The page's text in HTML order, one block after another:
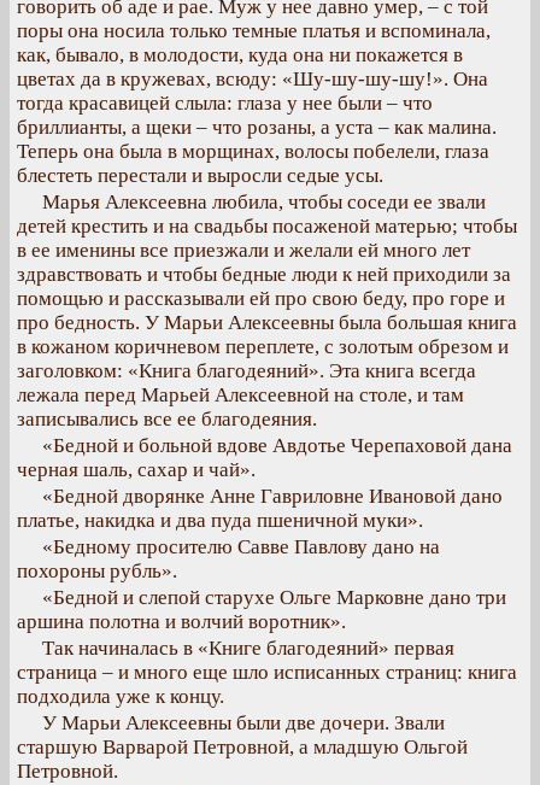
говорить об аде и рае. Муж у нее давно умер, – с той
поры она носила только темные платья и вспоминала,
как, бывало, в молодости, куда она ни покажется в
цветах да в кружевах, всюду: «Шу-шу-шу-шу!». Она
тогда красавицей слыла: глаза у нее были – что
бриллианты, а щеки – что розаны, а уста – как малина.
Теперь она была в морщинах, волосы побелели, глаза
блестеть перестали и выросли седые усы.
Марья Алексеевна любила, чтобы соседи ее звали
детей крестить и на свадьбы посаженой матерью; чтобы
в ее именины все приезжали и желали ей много лет
здравствовать и чтобы бедные люди к ней приходили за
помощью и рассказывали ей про свою беду, про горе и
про бедность. У Марьи Алексеевны была большая книга
в кожаном коричневом переплете, с золотым обрезом и
заголовком: «Книга благодеяний». Эта книга всегда
лежала перед Марьей Алексеевной на столе, и там
записывались все ее благодеяния.
«Бедной и больной вдове Авдотье Черепаховой дана
черная шаль, сахар и чай».
«Бедной дворянке Анне Гавриловне Ивановой дано
платье, накидка и два пуда пшеничной муки».
«Бедному просителю Савве Павлову дано на
похороны рубль».
«Бедной и слепой старухе Ольге Марковне дано три
аршина полотна и волчий воротник».
Так начиналась в «Книге благодеяний» первая
страница – и много еще шло исписанных страниц: книга
подходила уже к концу.
У Марьи Алексеевны были две дочери. Звали
старшую Варварой Петровной, а младшую Ольгой
Петровной.